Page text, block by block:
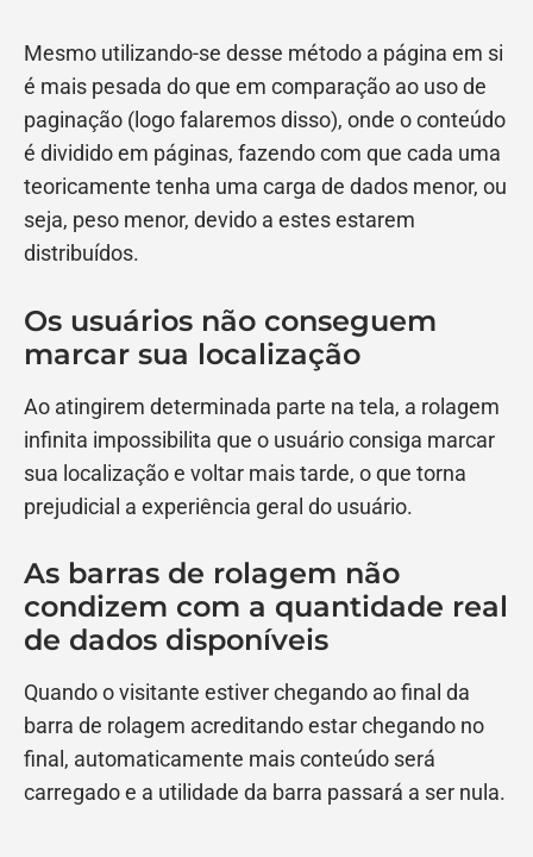
Mesmo utilizando-se desse método a página em si
é mais pesada do que em comparação ao uso de
paginação (logo falaremos disso), onde o conteúdo
é dividido em páginas, fazendo com que cada uma
teoricamente tenha uma carga de dados menor, ou
seja, peso menor, devido a estes estarem
distribuídos.
Os usuários não conseguem
marcar sua localização
Ao atingirem determinada parte na tela, a rolagem
infinita impossibilita que o usuário consiga marcar
sua localização e voltar mais tarde, o que torna
prejudicial a experiência geral do usuário.
As barras de rolagem não
condizem com a quantidade real
de dados disponíveis
Quando o visitante estiver chegando ao final da
barra de rolagem acreditando estar chegando no
final, automaticamente mais conteúdo será
carregado e a utilidade da barra passará a ser nula.